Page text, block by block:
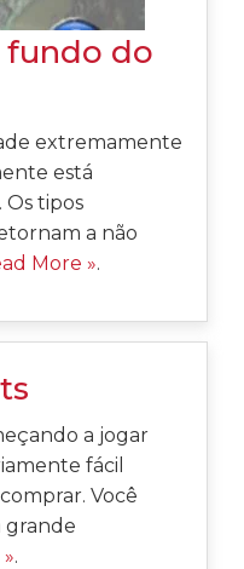
fundo do
extremamente
está
tipos
a não
More ».
a jogar
fácil
Você
grande
.